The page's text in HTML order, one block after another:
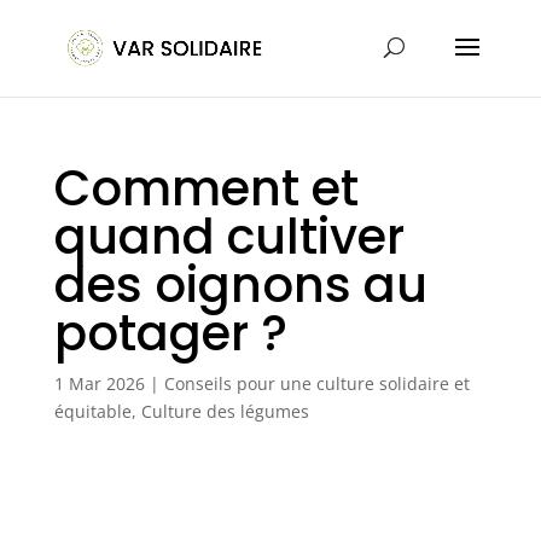
Comment et
quand cultiver
des oignons au
potager ?
1 Mar 2026| Conseils pour une culture solidaire et
équitable, Culture des légumes